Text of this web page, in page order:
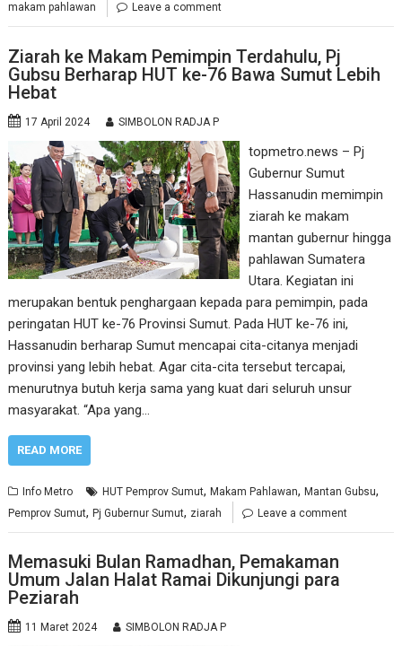
makam pahlawan Leave a comment
Ziarah ke Makam Pemimpin Terdahulu, Pj
Gubsu Berharap HUT ke-76 Bawa Sumut Lebih
Hebat
17 April 2024 SIMBOLON RADJA P
topmetro.news – Pj
Gubernur Sumut
Hassanudin memimpin
ziarah ke makam
mantan gubernur hingga
pahlawan Sumatera
Utara. Kegiatan ini
merupakan bentuk penghargaan kepada para pemimpin, pada
peringatan HUT ke-76 Provinsi Sumut. Pada HUT ke-76 ini,
Hassanudin berharap Sumut mencapai cita-citanya menjadi
provinsi yang lebih hebat. Agar cita-cita tersebut tercapai,
menurutnya butuh kerja sama yang kuat dari seluruh unsur
masyarakat. “Apa yang…
READ MORE
Info Metro HUT Pemprov Sumut,Makam Pahlawan,Mantan Gubsu,
Pemprov Sumut,Pj Gubernur Sumut, ziarah Leave a comment
Memasuki Bulan Ramadhan, Pemakaman
Umum Jalan Halat Ramai Dikunjungi para
Peziarah
11 Maret 2024 SIMBOLON RADJA P